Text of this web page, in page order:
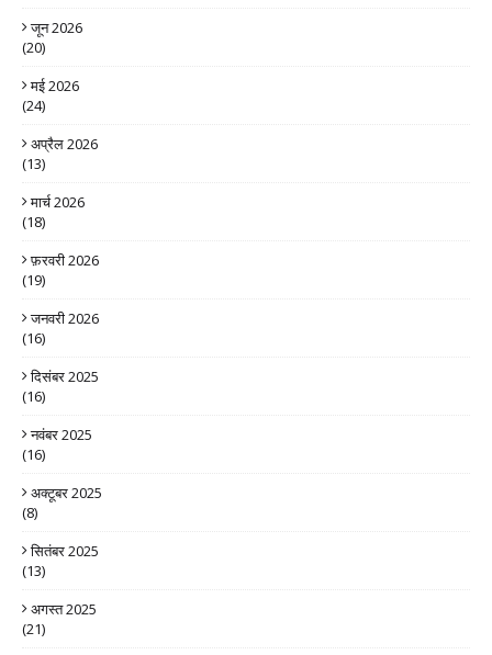
जून 2026
(20)
मई 2026
(24)
अप्रैल 2026
(13)
मार्च 2026
(18)
फ़रवरी 2026
(19)
जनवरी 2026
(16)
दिसंबर 2025
(16)
नवंबर 2025
(16)
अक्टूबर 2025
(8)
सितंबर 2025
(13)
अगस्त 2025
(21)